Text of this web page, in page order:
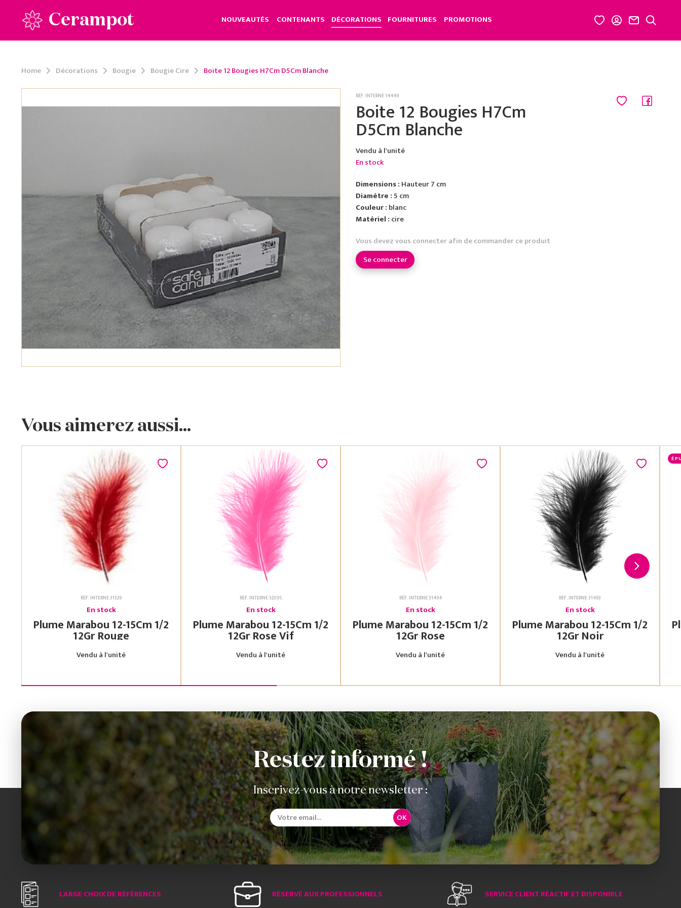
Cerampot NOUVEAUTÉS CONTENANTS DÉCORATIONS FOURNITURES PROMOTIONS
Home Décorations Bougie Bougie Cire Boite 12 Bougies H7Cm D5Cm Blanche
RÉF. INTERNE 14449
Boite 12 Bougies H7Cm
D5Cm Blanche
Vendu à l'unité
En stock
Dimensions : Hauteur 7 cm
Diamètre :5 cm
Couleur : blanc
Matériel : cire
Vous devez vous connecter afin de commander ce produit
Se connecter
Vous aimerez aussi...
RÉF. INTERNE 31329
En stock
Plume Marabou 12-15Cm 1/2
12Gr Rouge
Vendu à l'unité
RÉF. INTERNE 32305
En stock
Plume Marabou 12-15Cm 1/2
12Gr Rose Vif
Vendu à l'unité
RÉF. INTERNE 31494
En stock
Plume Marabou 12-15Cm 1/2
12Gr Rose
Vendu à l'unité
RÉF. INTERNE 31493
En stock
Plume Marabou 12-15Cm 1/2
12Gr Noir
Vendu à l'unité
Restez informé !
Inscrivez-vous à notre newsletter :
OK
LARGE CHOIX DE RÉFÉRENCES RÉSERVÉ AUX PROFESSIONNELS SERVICE CLIENT RÉACTIF ET DISPONIBLE